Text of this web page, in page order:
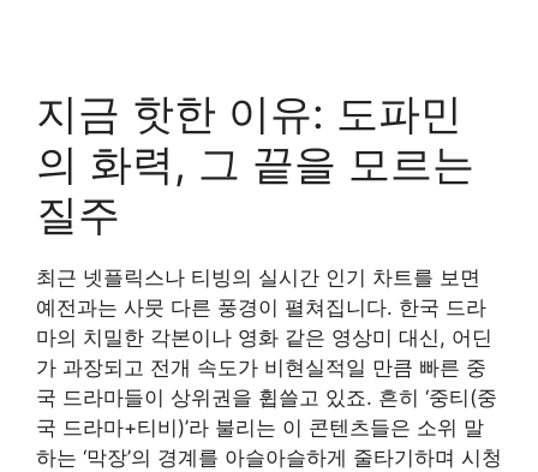
지금 핫한 이유: 도파민
의 화력, 그 끝을 모르는
질주
최근 넷플릭스나 티빙의 실시간 인기 차트를 보면
예전과는 사뭇 다른 풍경이 펼쳐집니다. 한국 드라
마의 치밀한 각본이나 영화 같은 영상미 대신, 어딘
가 과장되고 전개 속도가 비현실적일 만큼 빠른 중
국 드라마들이 상위권을 휩쓸고 있죠. 흔히 ‘중티(중
국 드라마+티비)’라 불리는 이 콘텐츠들은 소위 말
하는 ‘막장’의 경계를 아슬아슬하게 줄타기하며 시청